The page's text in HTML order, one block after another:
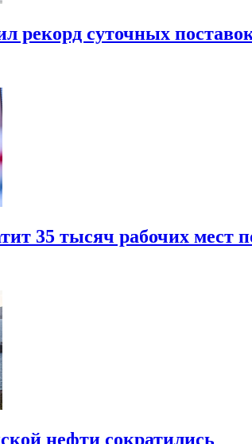
рекорд суточных
35 тысяч рабочих мест
нефти сократились